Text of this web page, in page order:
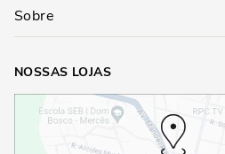
Sobre
NOSSAS LOJAS